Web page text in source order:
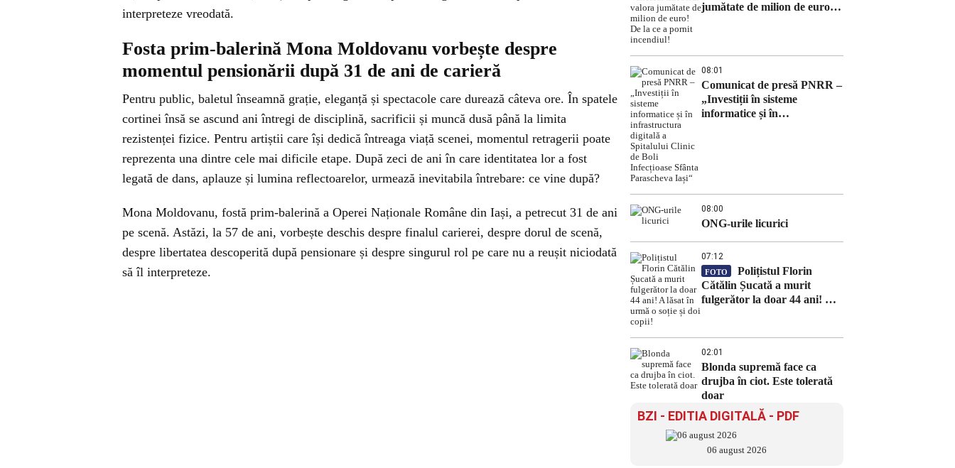
interpreteze vreodată.
Fosta prim-balerină Mona Moldovanu vorbește despre
momentul pensionării după 31 de ani de carieră
Pentru public, baletul înseamnă grație, eleganță și spectacole care durează câteva ore. În spatele
cortinei însă se ascund ani întregi de disciplină, sacrificii și muncă dusă până la limita
rezistenței fizice. Pentru artiștii care își dedică întreaga viață scenei, momentul retragerii poate
reprezenta una dintre cele mai dificile etape. După zeci de ani în care identitatea lor a fost
legată de dans, aplauze și lumina reflectoarelor, urmează inevitabila întrebare: ce vine după?
Mona Moldovanu, fostă prim-balerină a Operei Naționale Române din Iași, a petrecut 31 de ani
pe scenă. Astăzi, la 57 de ani, vorbește deschis despre finalul carierei, despre dorul de scenă,
despre libertatea descoperită după pensionare și despre singurul rol pe care nu a reușit niciodată
să îl interpreteze.
jumătate de milion de euro!
08:01
Comunicat de presă PNRR –
„Investiții în sisteme
informatice și în
08:00
ONG-urile licurici
07:12
FOTO
Polițistul Florin
Cătălin Șucată a murit
fulgerător la doar 44 ani! A
02:01
Blonda supremă face ca
drujba în ciot. Este tolerată
doar
BZI - EDITIA DIGITALĂ - PDF
06 august 2026